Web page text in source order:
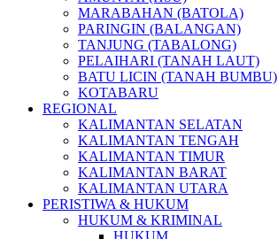
MARABAHAN (BATOLA)
PARINGIN (BALANGAN)
TANJUNG (TABALONG)
PELAIHARI (TANAH LAUT)
BATU LICIN (TANAH BUMBU)
KOTABARU
REGIONAL
KALIMANTAN SELATAN
KALIMANTAN TENGAH
KALIMANTAN TIMUR
KALIMANTAN BARAT
KALIMANTAN UTARA
PERISTIWA & HUKUM
HUKUM & KRIMINAL
HUKUM